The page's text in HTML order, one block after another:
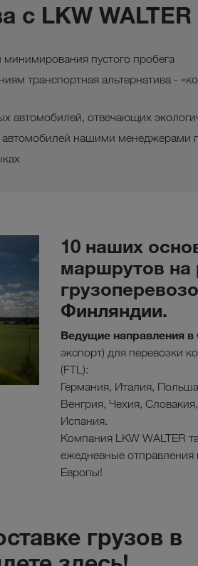
с LKW WALTER
пустого пробега
транспортная альтернатива -
автомобилей, отвечающих
нашими менеджерами
10 наших
маршрутов на
Финляндии.
Ведущие направления в
экспорт) для перевозки
(FTL):
Германия, Италия,
Венгрия, Чехия,
Испания.
Компания LKW WALTER
ежедневные отправления
Европы!
грузов в